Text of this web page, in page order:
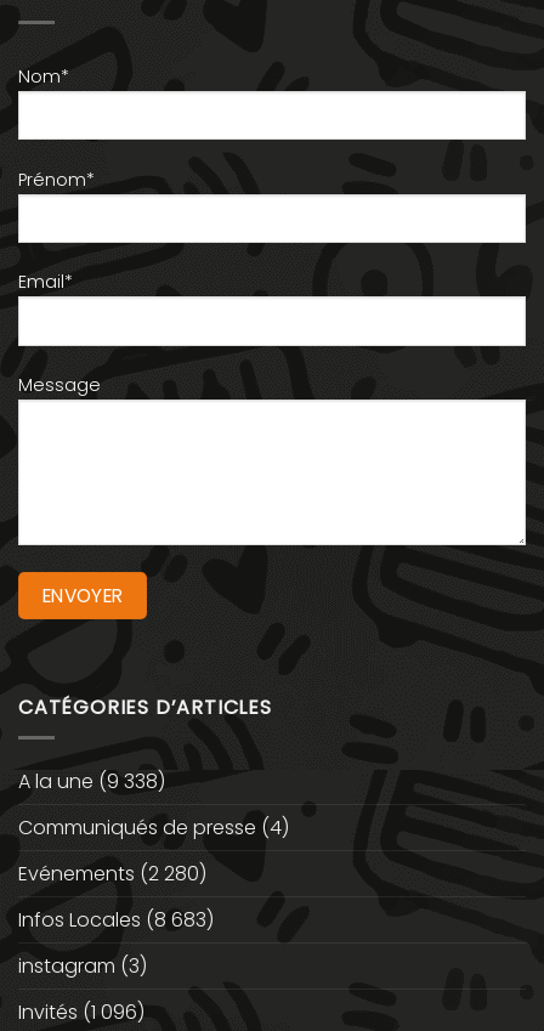
Nom*
Prénom*
Email*
Message
CATÉGORIES D’ARTICLES
A la une (9 338)
Communiqués de presse (4)
Evénements (2 280)
Infos Locales (8 683)
instagram (3)
Invités (1 096)